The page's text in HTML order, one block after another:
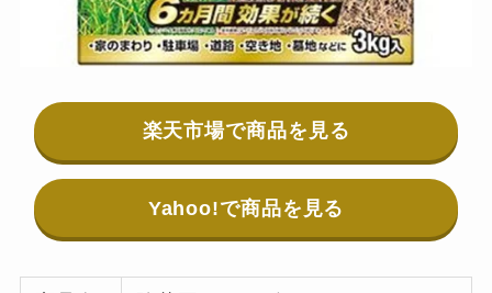
楽天市場で商品を見る
Yahoo!で商品を見る